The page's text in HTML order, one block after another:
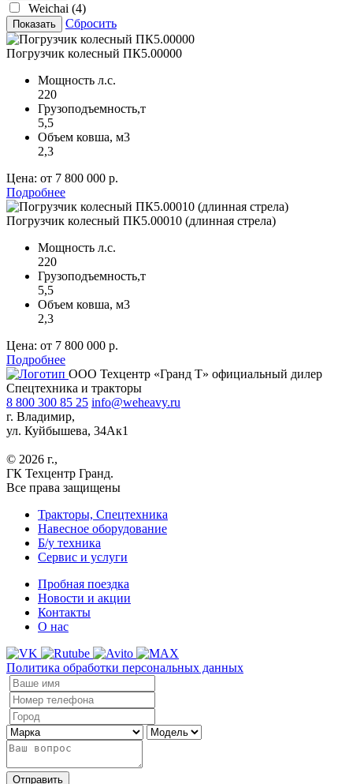
Weichai (4)
Показать Сбросить
Погрузчик колесный ПК5.00000
Мощность л.с.
220
Грузоподъемность,т
5,5
Объем ковша, м3
2,3
Цена: от 7 800 000 р.
Подробнее
Погрузчик колесный ПК5.00010 (длинная стрела)
Мощность л.с.
220
Грузоподъемность,т
5,5
Объем ковша, м3
2,3
Цена: от 7 800 000 р.
Подробнее
ООО Техцентр «Гранд Т» официальный дилер
Спецтехника и тракторы
8 800 300 85 25 info@weheavy.ru
г. Владимир,
ул. Куйбышева, 34Ак1
© 2026 г.,
ГК Техцентр Гранд.
Все права защищены
Тракторы, Спецтехника
Навесное оборудование
Б/у техника
Сервис и услуги
Пробная поездка
Новости и акции
Контакты
О нас
Политика обработки персональных данных
Отправить